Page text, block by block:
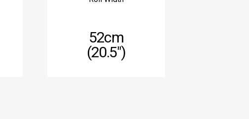
52cm
(20.5″)